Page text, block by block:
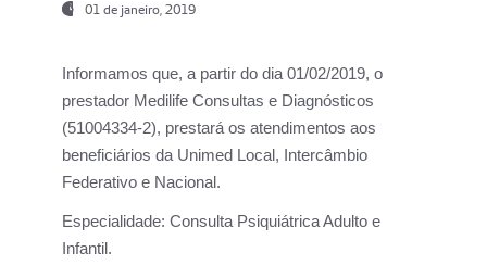
01 de janeiro, 2019
Informamos que, a partir do dia 01/02/2019, o
prestador Medilife Consultas e Diagnósticos
(51004334-2), prestará os atendimentos aos
beneficiários da Unimed Local, Intercâmbio
Federativo e Nacional.
Especialidade: Consulta Psiquiátrica Adulto e
Infantil.